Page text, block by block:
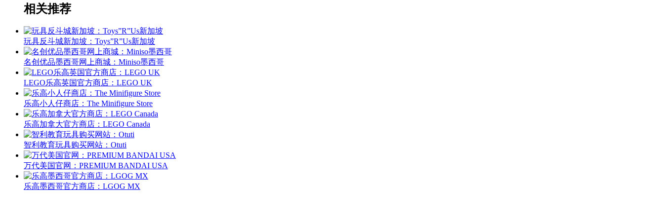
相关推荐
玩具反斗城新加坡：Toys”R”Us新加坡
名创优品墨西哥网上商城：Miniso墨西哥
LEGO乐高英国官方商店：LEGO UK
乐高小人仔商店：The Minifigure Store
乐高加拿大官方商店：LEGO Canada
智利教育玩具购买网站：Otuti
万代美国官网：PREMIUM BANDAI USA
乐高墨西哥官方商店：LGOG MX